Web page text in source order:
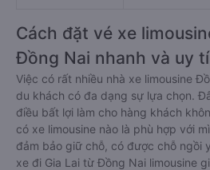
Cách đặt vé xe
Đồng Nai nhanh và uy
Việc có rất nhiều nhà xe limousine
du khách có đa dạng sự lựa chọn.
điều bất lợi làm cho hàng khách
có xe limousine nào là phù hợp với
đảm bảo giữ chỗ, có được chỗ ngồi
xe đi Gia Lai từ Đồng Nai limousine